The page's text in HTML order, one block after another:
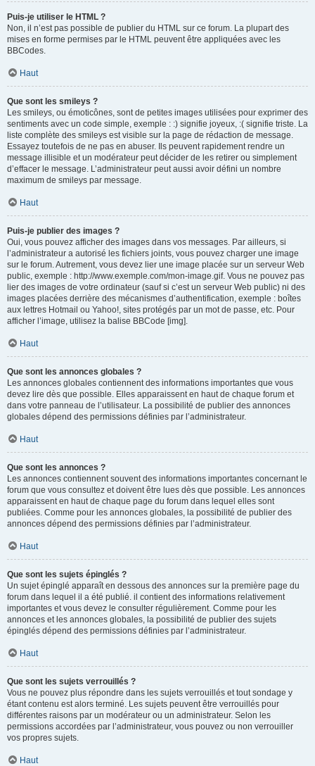
Puis-je utiliser le HTML ?
Non, il n’est pas possible de publier du HTML sur ce forum. La plupart des
mises en forme permises par le HTML peuvent être appliquées avec les
BBCodes.
Haut
Que sont les smileys ?
Les smileys, ou émoticônes, sont de petites images utilisées pour exprimer des
sentiments avec un code simple, exemple : :) signifie joyeux, :( signifie triste. La
liste complète des smileys est visible sur la page de rédaction de message.
Essayez toutefois de ne pas en abuser. Ils peuvent rapidement rendre un
message illisible et un modérateur peut décider de les retirer ou simplement
d’effacer le message. L’administrateur peut aussi avoir défini un nombre
maximum de smileys par message.
Haut
Puis-je publier des images ?
Oui, vous pouvez afficher des images dans vos messages. Par ailleurs, si
l’administrateur a autorisé les fichiers joints, vous pouvez charger une image
sur le forum. Autrement, vous devez lier une image placée sur un serveur Web
public, exemple : http://www.exemple.com/mon-image.gif. Vous ne pouvez pas
lier des images de votre ordinateur (sauf si c’est un serveur Web public) ni des
images placées derrière des mécanismes d’authentification, exemple : boîtes
aux lettres Hotmail ou Yahoo!, sites protégés par un mot de passe, etc. Pour
afficher l’image, utilisez la balise BBCode [img].
Haut
Que sont les annonces globales ?
Les annonces globales contiennent des informations importantes que vous
devez lire dès que possible. Elles apparaissent en haut de chaque forum et
dans votre panneau de l’utilisateur. La possibilité de publier des annonces
globales dépend des permissions définies par l’administrateur.
Haut
Que sont les annonces ?
Les annonces contiennent souvent des informations importantes concernant le
forum que vous consultez et doivent être lues dès que possible. Les annonces
apparaissent en haut de chaque page du forum dans lequel elles sont
publiées. Comme pour les annonces globales, la possibilité de publier des
annonces dépend des permissions définies par l’administrateur.
Haut
Que sont les sujets épinglés ?
Un sujet épinglé apparaît en dessous des annonces sur la première page du
forum dans lequel il a été publié. il contient des informations relativement
importantes et vous devez le consulter régulièrement. Comme pour les
annonces et les annonces globales, la possibilité de publier des sujets
épinglés dépend des permissions définies par l’administrateur.
Haut
Que sont les sujets verrouillés ?
Vous ne pouvez plus répondre dans les sujets verrouillés et tout sondage y
étant contenu est alors terminé. Les sujets peuvent être verrouillés pour
différentes raisons par un modérateur ou un administrateur. Selon les
permissions accordées par l’administrateur, vous pouvez ou non verrouiller
vos propres sujets.
Haut